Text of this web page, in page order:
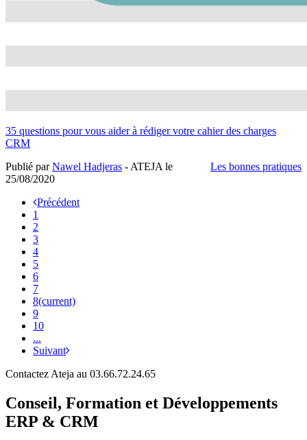
35 questions pour vous aider à rédiger votre cahier des charges
CRM
Les bonnes pratiques
Publié parNawel Hadjeras - ATEJA le
25/08/2020
Précédent
1
2
3
4
5
6
7
8(current)
9
10
...
Suivant
Contactez Ateja au 03.66.72.24.65
Conseil, Formation et Développements
ERP & CRM